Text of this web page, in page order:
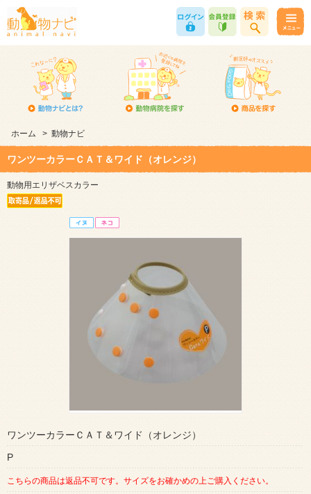
ホーム > 動物ナビ
ワンツーカラーＣＡＴ＆ワイド（オレンジ）
動物用エリザベスカラー
ワンツーカラーＣＡＴ＆ワイド（オレンジ）
P
こちらの商品は返品不可です。サイズをお確かめの上ご購入ください。